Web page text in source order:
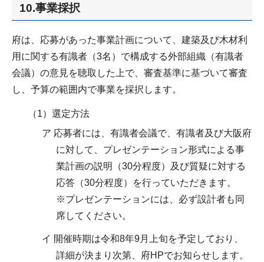
10.事業採択
府は、応募があった事業計画について、建築及び木材利
用に関する有識者（3名）で構成する外部組織（有識者
会議）の意見を聴取した上で、審査基準に基づいて審査
し、予算の範囲内で事業を採択します。
（1）選定方法
ア 応募者には、有識者会議で、有識者及び大阪府
に対して、プレゼンテーション形式による事
業計画の説明（30分程度）及び質疑に対する
応答（30分程度）を行っていただきます。
※プレゼンテーションには、必ず設計者も同
席してください。
イ 開催時期は令和8年9月上旬を予定しており、
詳細が決まり次第、府HPでお知らせします。